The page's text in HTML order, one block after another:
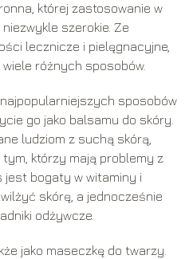
której zastosowanie w
szerokie. Ze
lecznicze i pielęgnacyjne,
różnych sposobów.
sposobów
go jako balsamu do skóry.
ludziom z suchą skórą,
którzy mają problemy z
jest bogaty w witaminy i
skórę, a jednocześnie
odżywcze.
jako maseczkę do twarzy.